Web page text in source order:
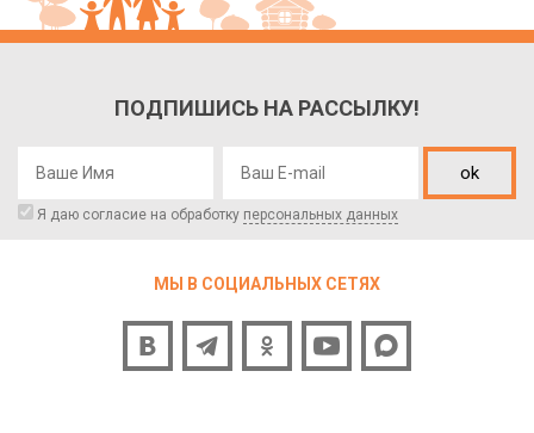
ПОДПИШИСЬ НА РАССЫЛКУ!
ok
Я даю согласие на обработку персональных данных
МЫ В СОЦИАЛЬНЫХ СЕТЯХ